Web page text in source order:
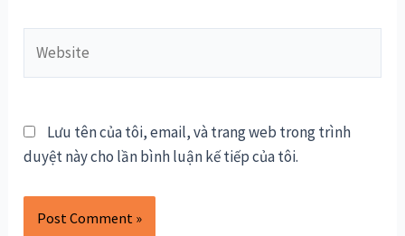
Lưu tên của tôi, email, và trang web trong trình
duyệt này cho lần bình luận kế tiếp của tôi.